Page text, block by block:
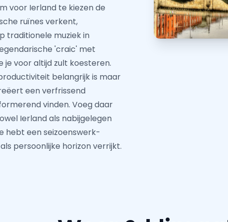
voor Ierland te kiezen de
ruïnes verkent,
traditionele muziek in
'craic' met
je voor altijd zult koesteren.
belangrijk is maar
een verfrissend
vinden. Voeg daar
Ierland als nabijgelegen
hebt een seizoenswerk-
persoonlijke horizon verrijkt.